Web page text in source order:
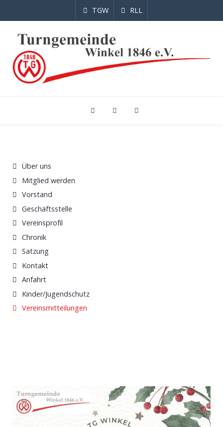
TGW RLL
Über uns
Mitglied werden
Vorstand
Geschäftsstelle
Vereinsprofil
Chronik
Satzung
Kontakt
Anfahrt
Kinder/Jugendschutz
Vereinsmitteilungen